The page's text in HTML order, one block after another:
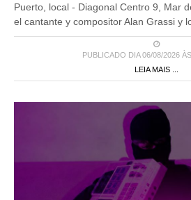
Puerto, local - Diagonal Centro 9, Mar
el cantante y compositor Alan Grassi y
PUBLICADO DIA 06/08/2026
LEIA MAIS ...